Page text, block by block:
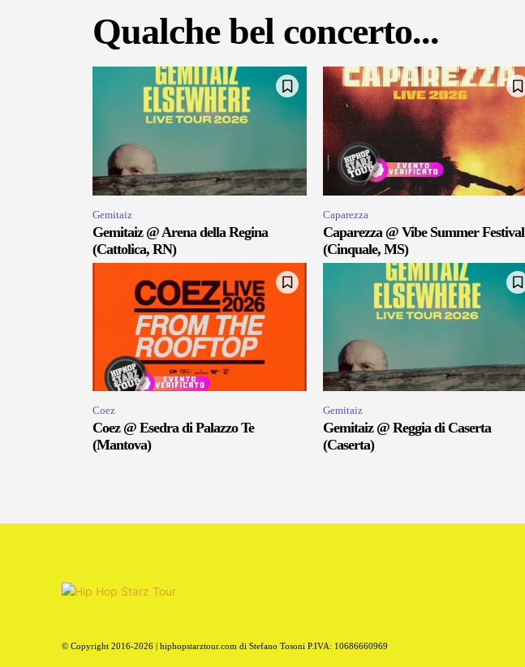
Qualche bel concerto...
Gemitaiz
Gemitaiz @ Arena della Regina
(Cattolica, RN)
Caparezza
Caparezza @ Vibe Summer Festival
(Cinquale, MS)
Coez
Coez @ Esedra di Palazzo Te
(Mantova)
Gemitaiz
Gemitaiz @ Reggia di Caserta
(Caserta)
© Copyright 2016-2026 | hiphopstarztour.com di Stefano Tosoni P.IVA: 10686660969